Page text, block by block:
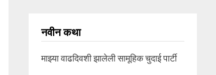
नवीन कथा
माझ्या वाढदिवशी झालेली सामूहिक चुदाई पार्टी